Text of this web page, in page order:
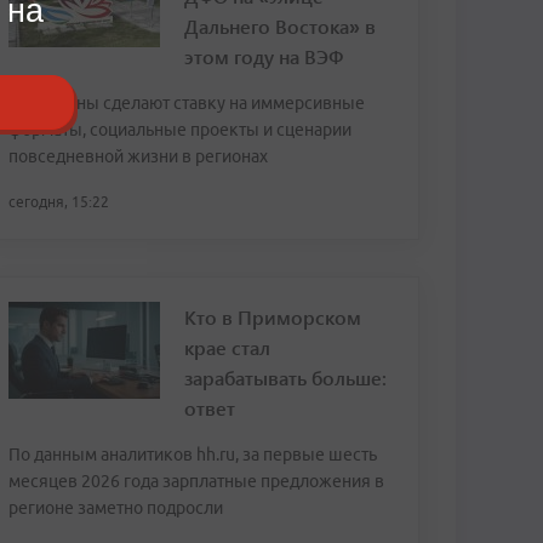
Дальнего Востока» в
этом году на ВЭФ
Павильоны сделают ставку на иммерсивные
форматы, социальные проекты и сценарии
повседневной жизни в регионах
сегодня, 15:22
Кто в Приморском
крае стал
зарабатывать больше:
ответ
По данным аналитиков hh.ru, за первые шесть
месяцев 2026 года зарплатные предложения в
регионе заметно подросли